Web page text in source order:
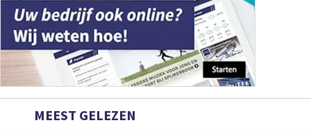
MEEST GELEZEN